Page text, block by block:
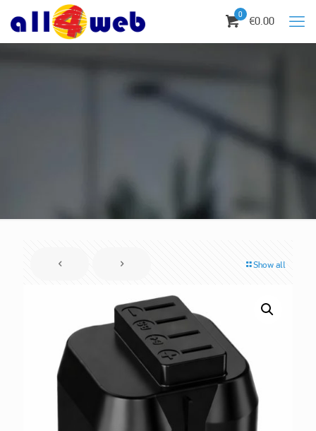
0 €0.00
Show all